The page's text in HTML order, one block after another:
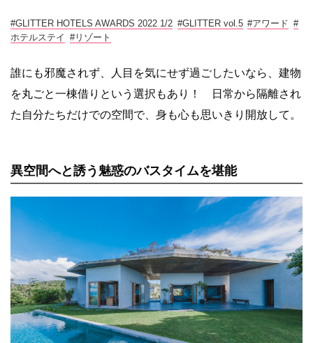
#GLITTER HOTELS AWARDS 2022 1/2 #GLITTER vol.5 #アワード #
ホテルステイ #リゾート
誰にも邪魔されず、人目を気にせず過ごしたいなら、建物
を丸ごと一棟借りという選択もあり！ 日常から隔離され
た自分たちだけでの空間で、身も心も思いきり開放して。
異空間へと誘う魅惑のバスタイムを堪能